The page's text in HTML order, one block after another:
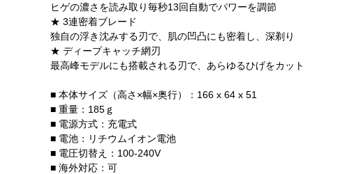
ヒゲの濃さを読み取り毎秒13回自動でパワーを調節
★ 3連密着ブレード
独自の浮き沈みする刃で、肌の凹凸にも密着し、深剃り
★ ディープキャッチ網刃
最高峰モデルにも搭載される刃で、あらゆるひげをカット
■ 本体サイズ（高さ×幅×奥行）：166 x 64 x 51
■ 重量：185ｇ
■ 電源方式：充電式
■ 電池：リチウムイオン電池
■ 電圧切替え：100-240V
■ 海外対応：可